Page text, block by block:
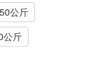
公斤
公斤